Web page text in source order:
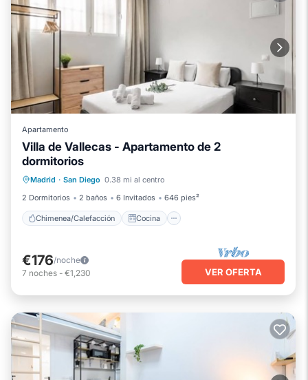
Apartamento
Villa de Vallecas - Apartamento de 2
dormitorios
Madrid · San Diego 0.38 mi al centro
2 Dormitorios
2 baños 6 Invitados 646 pies²
Chimenea/Calefacción Cocina
Chimenea/Calefacción
Aire acondicionado
€176/noche
7 noches - €1,230 VER OFERTA